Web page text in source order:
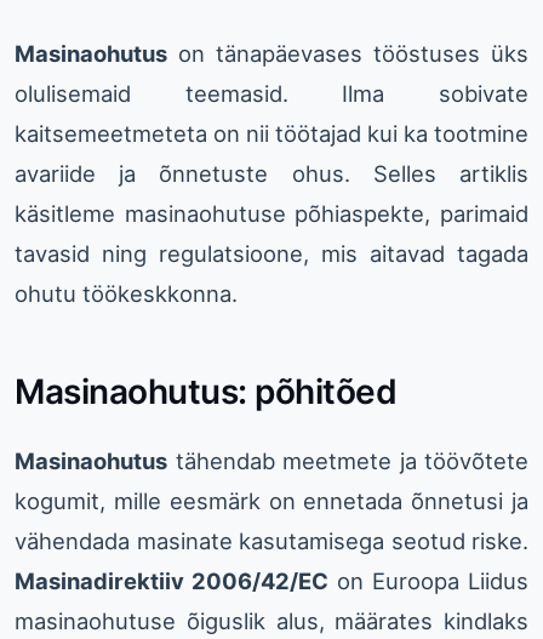
Masinaohutus on tänapäevases tööstuses üks
olulisemaid teemasid. Ilma sobivate
kaitsemeetmeteta on nii töötajad kui ka tootmine
avariide ja õnnetuste ohus. Selles artiklis
käsitleme masinaohutuse põhiaspekte, parimaid
tavasid ning regulatsioone, mis aitavad tagada
ohutu töökeskkonna.
Masinaohutus: põhitõed
Masinaohutus tähendab meetmete ja töövõtete
kogumit, mille eesmärk on ennetada õnnetusi ja
vähendada masinate kasutamisega seotud riske.
Masinadirektiiv 2006/42/EC on Euroopa Liidus
masinaohutuse õiguslik alus, määrates kindlaks